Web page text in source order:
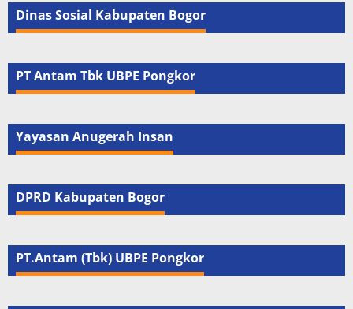
Dinas Sosial Kabupaten Bogor
PT Antam Tbk UBPE Pongkor
Yayasan Anugerah Insan
DPRD Kabupaten Bogor
PT.Antam (Tbk) UBPE Pongkor